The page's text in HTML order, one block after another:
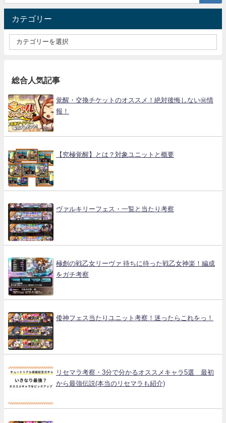
カテゴリー
総合人気記事
覚醒・交換チケットのオススメ！絶対後悔しない㊙情
報！
【究極覚醒】とは？対象ユニットと概要
ヴァルキリーフェス・一覧と当たり考察
極創の戦乙女リーヴァ 待ちに待った戦乙女神楽！編成
をガチ考察
倭神フェス当たりユニット考察！迷ったらこれをっ！
リセマラ考察・3分で分かるオススメキャラ5選 最初
から最強伝説(本当のリセマラも紹介)